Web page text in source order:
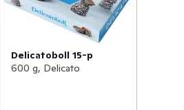
Delicatoboll 15-p
600 g, Delicato